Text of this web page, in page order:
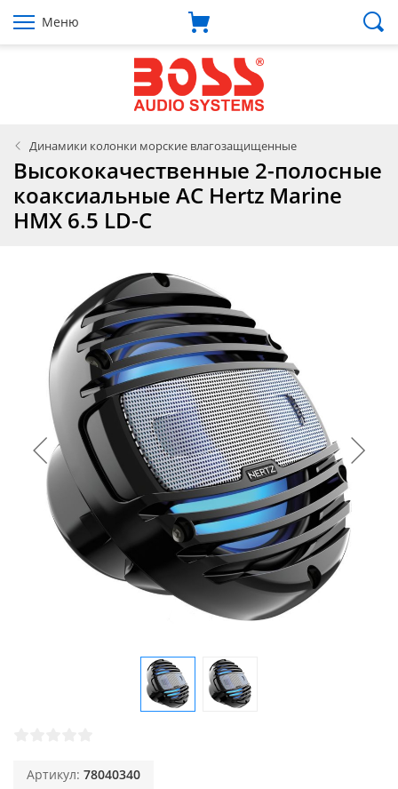
Меню
Динамики колонки морские влагозащищенные
Высококачественные 2-полосные
коаксиальные АС Hertz Marine
HMX 6.5 LD-C
Артикул: 78040340